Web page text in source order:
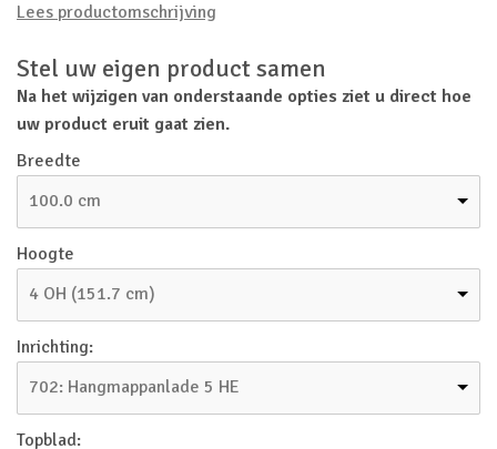
Lees productomschrijving
Stel uw eigen product samen
Na het wijzigen van onderstaande opties ziet u direct hoe
uw product eruit gaat zien.
Breedte
100.0 cm
Hoogte
4 OH (151.7 cm)
Inrichting:
702: Hangmappanlade 5 HE
Topblad: